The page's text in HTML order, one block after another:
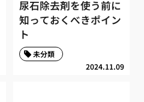
尿石除去剤を使う前に
知っておくべきポイン
ト
2024.11.09
未分類